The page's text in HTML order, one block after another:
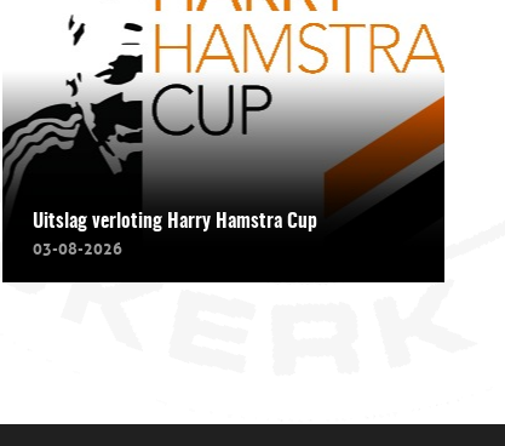
Uitslag verloting Harry Hamstra Cup
03-08-2026